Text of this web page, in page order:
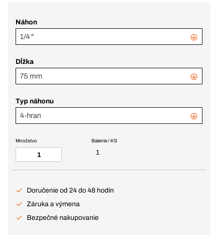
Náhon
1/4 "
Dĺžka
75 mm
Typ náhonu
4-hran
Balenie / KS
1
Množstvo
Doručenie od 24 do 48 hodín
Záruka a výmena
Bezpečné nakupovanie